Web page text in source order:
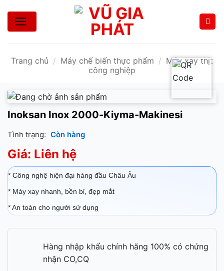
nội
Trang chủ / Máy chế biến thực phẩm / Máy xay thịt
công nghiệp
Inoksan Inox 2000-Kiyma-Makinesi
Tình trạng: Còn hàng
Giá: Liên hệ
* Công nghệ hiện đại hàng đầu Châu Âu
* Máy xay nhanh, bền bỉ, đẹp mắt
* An toàn cho người sử dụng
Hàng nhập khẩu chính hãng 100% có chứng
nhận CO,CQ